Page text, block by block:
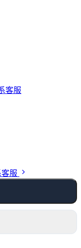
客服
服